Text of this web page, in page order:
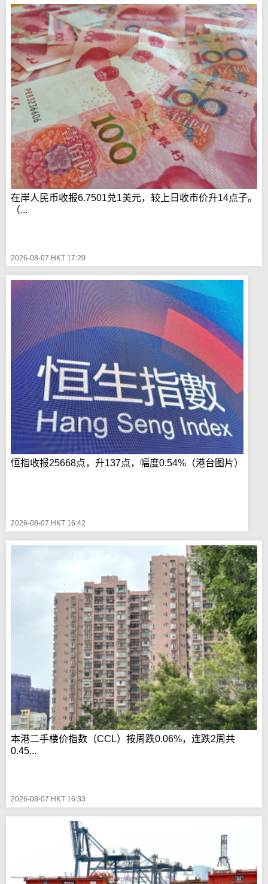
在岸人民币收报6.7501兑1美元，较上日收市价升14点子。
（...
2026-08-07 HKT 17:20
恒指收报25668点，升137点，幅度0.54%（港台图片）
2026-08-07 HKT 16:42
本港二手楼价指数（CCL）按周跌0.06%，连跌2周共
0.45...
2026-08-07 HKT 16:33